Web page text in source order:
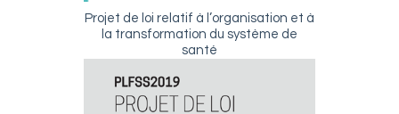
Projet de loi relatif à l’organisation et à
la transformation du système de
santé